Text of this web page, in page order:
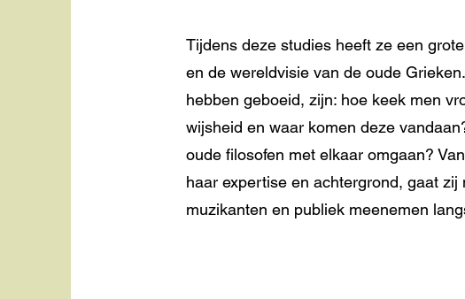
Tijdens deze studies heeft ze een
en de wereldvisie van de oude
hebben geboeid, zijn: hoe keek men
wijsheid en waar komen deze
oude filosofen met elkaar omgaan?
haar expertise en achtergrond, gaat
muzikanten en publiek meenemen